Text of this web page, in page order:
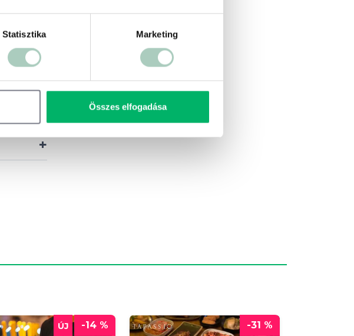
Statisztika Marketing
Összes elfogadása
+
-14 % -31 %